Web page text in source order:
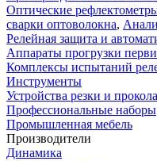
Оптические
сварки оптоволокна,
Релейная защита и
Аппараты прогрузки
Комплексы испытаний
Инструменты
Устройства резки и
Профессиональные наборы
Промышленная мебель
Производители
Динамика